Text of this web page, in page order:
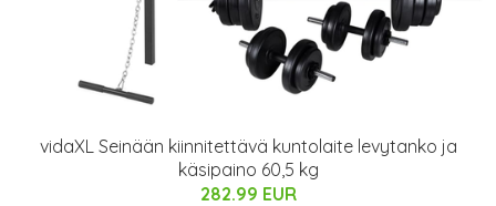
vidaXL Seinään kiinnitettävä kuntolaite levytanko ja
käsipaino 60,5 kg
282.99 EUR